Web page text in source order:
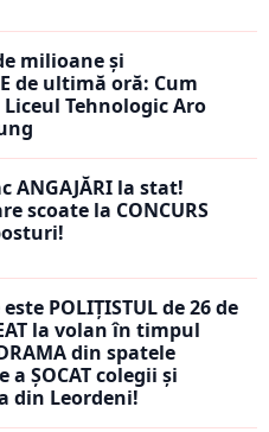
milioane și
de ultimă oră: Cum
Tehnologic Aro
ANGAJĂRI la stat!
scoate la CONCURS
este POLIȚISTUL de 26 de
la volan în timpul
din spatele
ȘOCAT colegii și
din Leordeni!